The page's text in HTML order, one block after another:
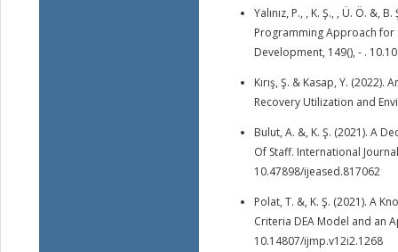
Yalınız, P., , K. Ş., , Ü. Ö.
Programming Approach for
Development, 149(), - .
Kırış, Ş. & Kasap, Y.
Recovery Utilization and
Bulut, A. &, K. Ş. (2021). A
Of Staff. International
10.47898/ijeased.817062
Polat, T. &, K. Ş. (2021). A
Criteria DEA Model and an
10.14807/ijmp.v12i2.1268